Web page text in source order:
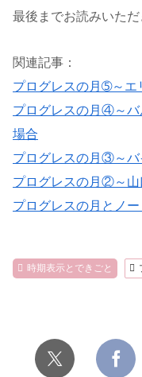
最後までお読みいた
関連記事：
プログレスの月➄～エ
プログレスの月④～バ
場合
プログレスの月③～バ
プログレスの月②～山
プログレスの月とノ
時期表示とできごと